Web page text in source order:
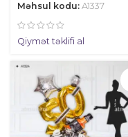
Məhsul kodu: A1337
Qiymət təklifi al